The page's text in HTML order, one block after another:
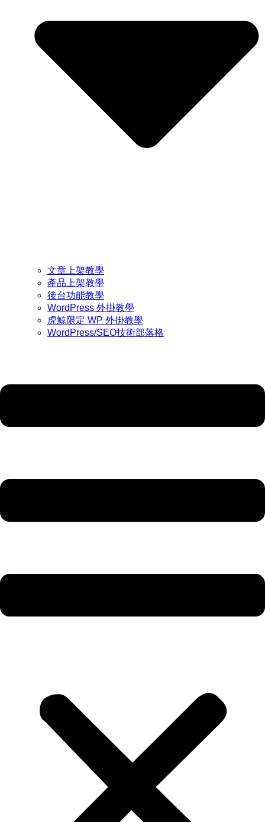
文章上架教學
產品上架教學
後台功能教學
WordPress 外掛教學
虎鯨限定 WP 外掛教學
WordPress/SEO技術部落格